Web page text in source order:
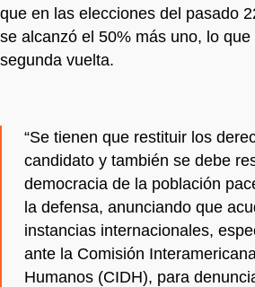
que en las elecciones del pasado
se alcanzó el 50% más uno, lo
segunda vuelta.
“Se tienen que restituir los
candidato y también se debe
democracia de la población
la defensa, anunciando que
instancias internacionales,
ante la Comisión
Humanos (CIDH), para